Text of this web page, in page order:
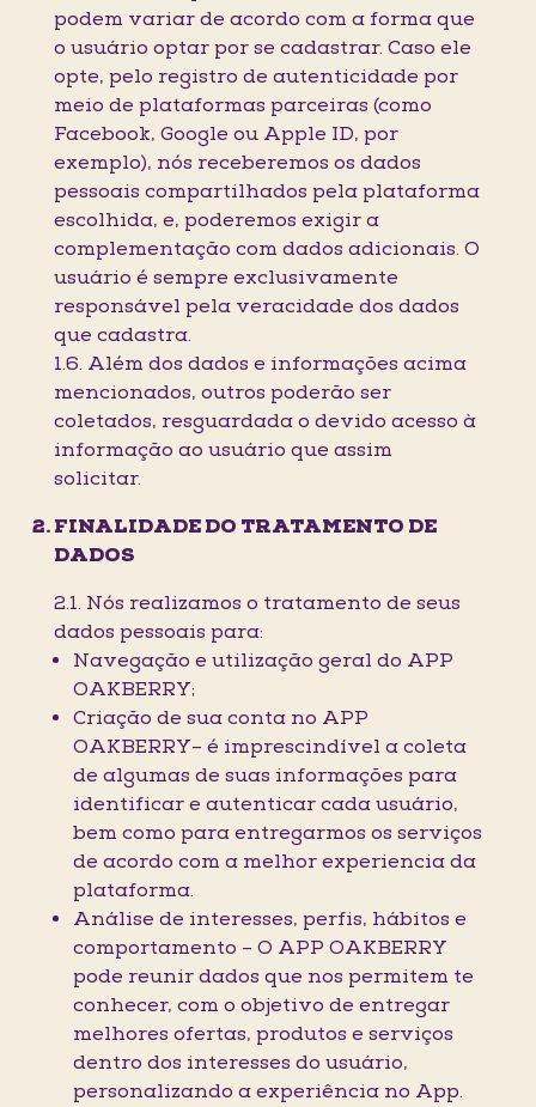
podem variar de acordo com a forma que
o usuário optar por se cadastrar. Caso ele
opte, pelo registro de autenticidade por
meio de plataformas parceiras (como
Facebook, Google ou Apple ID, por
exemplo), nós receberemos os dados
pessoais compartilhados pela plataforma
escolhida, e, poderemos exigir a
complementação com dados adicionais. O
usuário é sempre exclusivamente
responsável pela veracidade dos dados
que cadastra.
1.6. Além dos dados e informações acima
mencionados, outros poderão ser
coletados, resguardada o devido acesso à
informação ao usuário que assim
solicitar.
FINALIDADE DO TRATAMENTO DE
DADOS
2.1. Nós realizamos o tratamento de seus
dados pessoais para:
Navegação e utilização geral do APP
OAKBERRY;
Criação de sua conta no APP
OAKBERRY– é imprescindível a coleta
de algumas de suas informações para
identificar e autenticar cada usuário,
bem como para entregarmos os serviços
de acordo com a melhor experiencia da
plataforma.
Análise de interesses, perfis, hábitos e
comportamento – O APP OAKBERRY
pode reunir dados que nos permitem te
conhecer, com o objetivo de entregar
melhores ofertas, produtos e serviços
dentro dos interesses do usuário,
personalizando a experiência no App.